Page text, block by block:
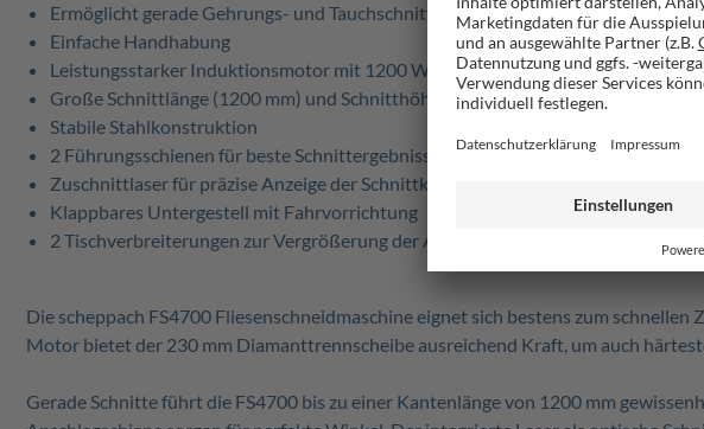
Ermöglicht gerade Gehrungs- und Tauchschnitte
Einfache Handhabung
Leistungsstarker Induktionsmotor mit 1200 Watt und Wärmeschutz
Große Schnittlänge (1200 mm) und Schnitthöhe (40 mm)
Stabile Stahlkonstruktion
2 Führungsschienen für beste Schnittergebnisse
Zuschnittlaser für präzise Anzeige der Schnittkante
Klappbares Untergestell mit Fahrvorrichtung
2 Tischverbreiterungen zur Vergrößerung der Auflagefläche bei größeren
Die scheppach FS4700 Fliesenschneidmaschine eignet sich bestens zum
Motor bietet der 230 mm Diamanttrennscheibe ausreichend Kraft, um auch
Gerade Schnitte führt die FS4700 bis zu einer Kantenlänge von 1200 mm